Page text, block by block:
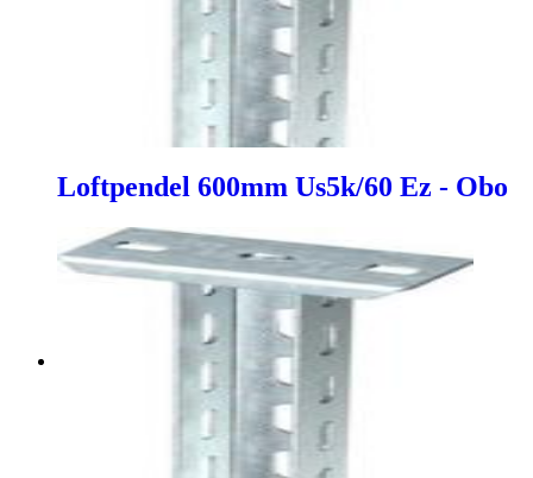
Loftpendel 600mm Us5k/60 Ez - Obo